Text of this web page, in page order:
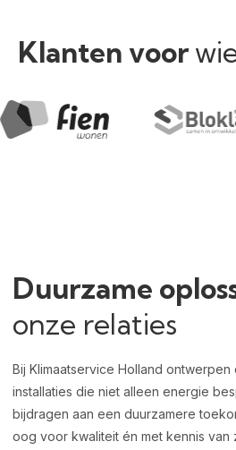
Klanten voor
Duurzame
onze relaties
Bij Klimaatservice Holland
installaties die niet alleen energie
bijdragen aan een duurzamere
oog voor kwaliteit én met kennis van